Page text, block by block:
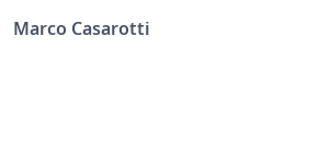
Marco Casarotti